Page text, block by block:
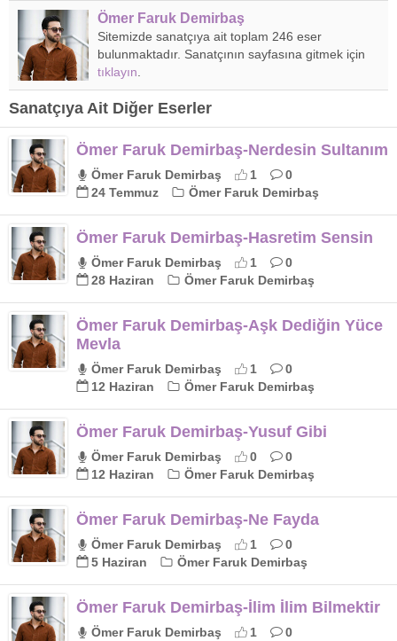
Ömer Faruk Demirbaş
Sitemizde sanatçıya ait toplam 246 eser
bulunmaktadır. Sanatçının sayfasına gitmek için
tıklayın
Sanatçıya Ait Diğer Eserler
Ömer Faruk Demirbaş-Nerdesin Sultanım
Ömer Faruk Demirbaş 1
0
24 Temmuz
Ömer Faruk Demirbaş
Ömer Faruk Demirbaş-Hasretim Sensin
Ömer Faruk Demirbaş 1
0
28 Haziran
Ömer Faruk Demirbaş
Ömer Faruk Demirbaş-Aşk Dediğin Yüce
Mevla
Ömer Faruk Demirbaş 1
0
12 Haziran
Ömer Faruk Demirbaş
Ömer Faruk Demirbaş-Yusuf Gibi
Ömer Faruk Demirbaş 0
0
12 Haziran
Ömer Faruk Demirbaş
Ömer Faruk Demirbaş-Ne Fayda
Ömer Faruk Demirbaş 1
0
5 Haziran
Ömer Faruk Demirbaş
Ömer Faruk Demirbaş-İlim İlim Bilmektir
Ömer Faruk Demirbaş 1
0